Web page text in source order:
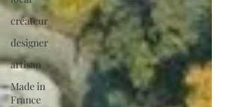
créateur
designer
artisan
Made in
France